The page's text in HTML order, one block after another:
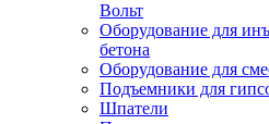
Вольт
Оборудование для
бетона
Оборудование для
Подъемники для
Шпатели